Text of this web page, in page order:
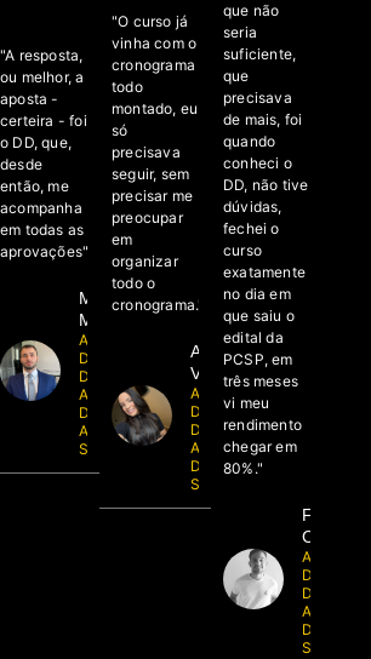
-
"A resposta,
ou melhor, a
aposta -
certeira - foi
o DD, que,
desde
então, me
acompanha
em todas as
aprovações"
Matheus
Mundim
Aluno
Dedicação
Delta -
Aprovado
Delegado
AL, SC e
SP
"O curso já
vinha com o
cronograma
todo
montado, eu
só
precisava
seguir, sem
precisar me
preocupar
em
organizar
todo o
cronograma."
Adríssia
Vieira
Aluna do
Dedicação
Delta -
Aprovada
Delegada
SC
que não
seria
suficiente,
que
precisava
de mais, foi
quando
conheci o
DD, não tive
dúvidas,
fechei o
curso
exatamente
no dia em
que saiu o
edital da
PCSP, em
três meses
vi meu
rendimento
chegar em
80%."
Felipe
Costa
Aluno do
Delta -
Aprovado
Delegado
SC